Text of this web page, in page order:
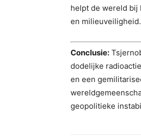
helpt de wereld bij
en milieuveiligheid.
Conclusie:
dodelijke
en een
geopolitieke